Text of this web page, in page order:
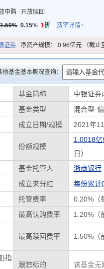
申购
开放赎回
1.50% 0.15% 1折 费率详情>
证券 净资产规模： 0.96亿元 （截止
他基金基本概况查询：
基金简称
中银证券
基金类型
混合型-
成立日期/规模 2021年
份额规模
1.0018亿
日）
基金托管人
浙商银行
成立来分红
每份累计
托管费率
0.20%（
最高认购费率 1.20%（
最高赎回费率 1.50%（
)指
跟踪标的 该基金无